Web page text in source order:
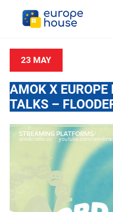
23 MAY
AMOK X EUROPE
TALKS –